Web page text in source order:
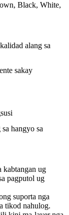
Black, White,
alang sa
sakay
sa hangyo sa
kabtangan ug
pagputol ug
suporta nga
tikod nahulog.